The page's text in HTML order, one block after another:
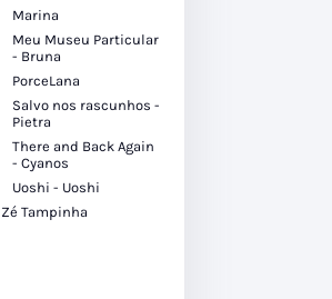
Marina
Meu Museu Particular
- Bruna
PorceLana
Salvo nos rascunhos -
Pietra
There and Back Again
- Cyanos
Uoshi - Uoshi
Zé Tampinha